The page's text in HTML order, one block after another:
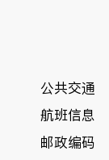
公共交通
航班信息
邮政编码